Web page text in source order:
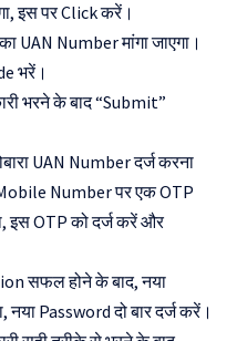
इस पर Click करें।
UAN Number मांगा जाएगा।
भरें।
भरने के बाद “Submit”
UAN Number दर्ज करना
Number पर एक OTP
इस OTP को दर्ज करें और
सफल होने के बाद, नया
Password दो बार दर्ज करें।